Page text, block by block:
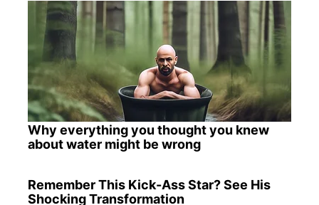
Why everything you thought you knew
about water might be wrong
Remember This Kick-Ass Star? See His
Shocking Transformation